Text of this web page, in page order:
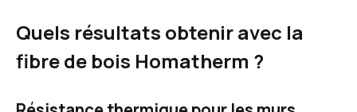
Quels résultats obtenir avec la
fibre de bois Homatherm ?